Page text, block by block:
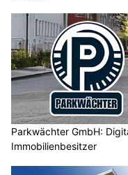
Parkwächter GmbH:
Immobilienbesitzer